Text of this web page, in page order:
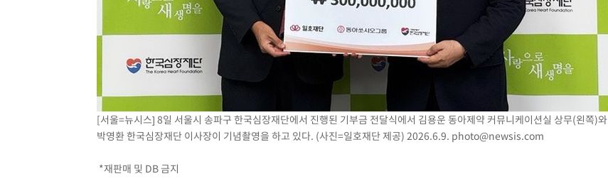
[서울=뉴시스] 8일 서울시 송파구 한국심장재단에서 진행된 기부금 전달식에서 김용운 동아제약 커뮤니케이션실 상무(왼쪽)와
박영환 한국심장재단 이사장이 기념촬영을 하고 있다. (사진=일호재단 제공) 2026.6.9. photo@newsis.com
*재판매 및 DB 금지